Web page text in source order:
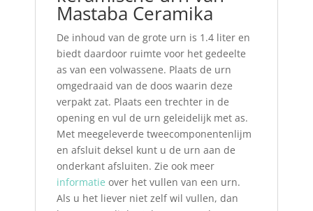
Mastaba Ceramika
De inhoud van de grote urn is 1.4 liter en
biedt daardoor ruimte voor het gedeelte
as van een volwassene. Plaats de urn
omgedraaid van de doos waarin deze
verpakt zat. Plaats een trechter in de
opening en vul de urn geleidelijk met as.
Met meegeleverde tweecomponentenlijm
en afsluit deksel kunt u de urn aan de
onderkant afsluiten. Zie ook meer
informatie over het vullen van een urn.
Als u het liever niet zelf wil vullen, dan